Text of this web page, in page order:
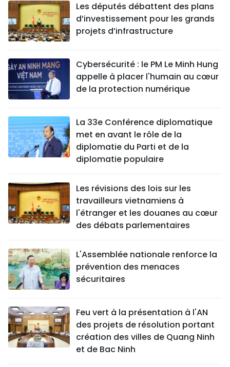
Les députés débattent des plans
d’investissement pour les grands
projets d’infrastructure
Cybersécurité : le PM Le Minh Hung
appelle à placer l'humain au cœur
de la protection numérique
La 33e Conférence diplomatique
met en avant le rôle de la
diplomatie du Parti et de la
diplomatie populaire
Les révisions des lois sur les
travailleurs vietnamiens à
l'étranger et les douanes au cœur
des débats parlementaires
L'Assemblée nationale renforce la
prévention des menaces
sécuritaires
Feu vert à la présentation à l'AN
des projets de résolution portant
création des villes de Quang Ninh
et de Bac Ninh